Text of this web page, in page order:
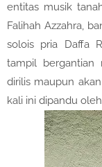
entitas musik
Falihah Azzahra,
solois pria Daffa
tampil bergantian
dirilis maupun
kali ini dipandu